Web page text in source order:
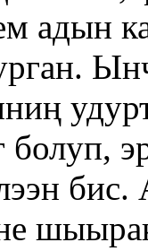
адын
болуп,